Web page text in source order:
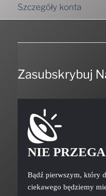
Szczegóły konta
Zasubskrybuj
NIE
Bądź pierwszym, który
ciekawego będziemy